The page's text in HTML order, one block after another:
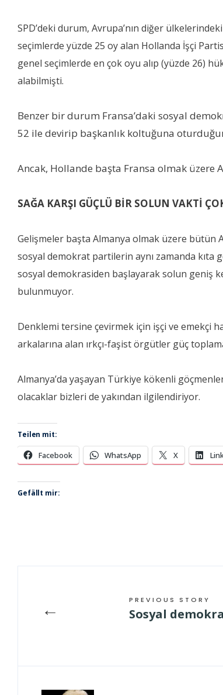
SPD’deki durum, Avrupa’nın diğer
seçimlerde yüzde 25 oy alan Hollanda İşçi
genel seçimlerde en çok oyu alıp (yüzde 26)
alabilmişti.
Benzer bir durum Fransa’daki sosyal
52 ile devirip başkanlık koltuğuna
Ancak, Hollande başta Fransa olmak
SAĞA KARŞI GÜÇLÜ BİR SOLUN VAKTİ
Gelişmeler başta Almanya olmak üzere bütün
sosyal demokrat partilerin aynı zamanda kıta
sosyal demokrasiden başlayarak solun geniş
bulunmuyor.
Denklemi tersine çevirmek için işçi ve emekçi
arkalarına alan ırkçı-faşist örgütler güç
Almanya’da yaşayan Türkiye kökenli
olacaklar bizleri de yakından ilgilendiriyor.
Teilen mit:
Facebook WhatsApp X
Gefällt mir:
← PREVIOUS STORY
Sosyal